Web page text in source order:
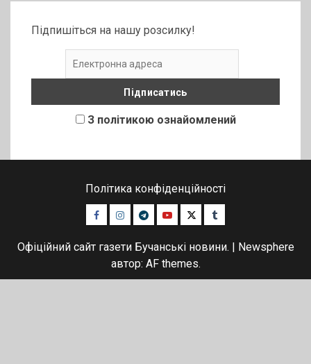
Підпишіться на нашу розсилку!
З політикою ознайомлений
Політика конфіденційності
Facebook
Instagram
TelegramYoutubeTwitterTumblr
Офіційний сайт газети Бучанські новини.
Newsphere
автор: AF themes.